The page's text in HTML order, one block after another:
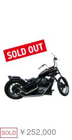
SOLD ￥252,000